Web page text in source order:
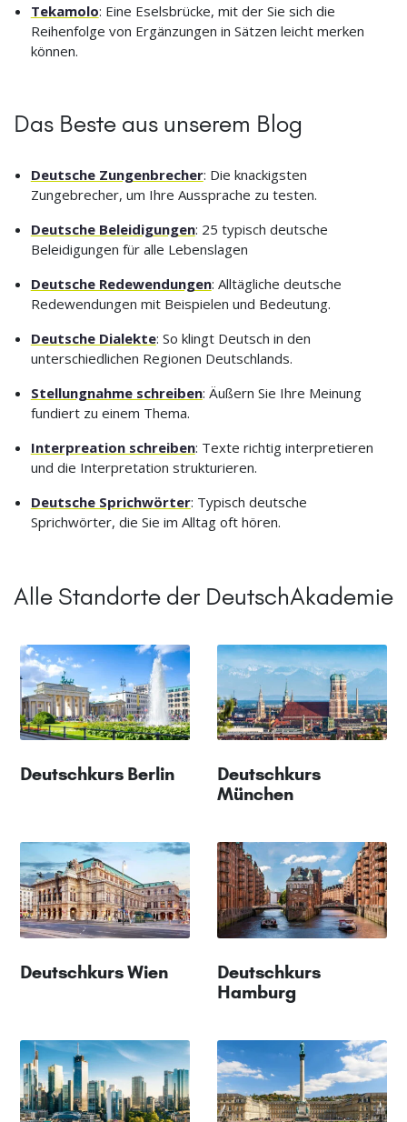
Tekamolo: Eine Eselsbrücke, mit der Sie sich die
Reihenfolge von Ergänzungen in Sätzen leicht merken
können.
Das Beste aus unserem Blog
Deutsche Zungenbrecher: Die knackigsten
Zungebrecher, um Ihre Aussprache zu testen.
Deutsche Beleidigungen: 25 typisch deutsche
Beleidigungen für alle Lebenslagen
Deutsche Redewendungen: Alltägliche deutsche
Redewendungen mit Beispielen und Bedeutung.
Deutsche Dialekte: So klingt Deutsch in den
unterschiedlichen Regionen Deutschlands.
Stellungnahme schreiben: Äußern Sie Ihre Meinung
fundiert zu einem Thema.
Interpreation schreiben: Texte richtig interpretieren
und die Interpretation strukturieren.
Deutsche Sprichwörter: Typisch deutsche
Sprichwörter, die Sie im Alltag oft hören.
Alle Standorte der DeutschAkademie
Deutschkurs Berlin
Deutschkurs
München
Deutschkurs Wien
Deutschkurs
Hamburg